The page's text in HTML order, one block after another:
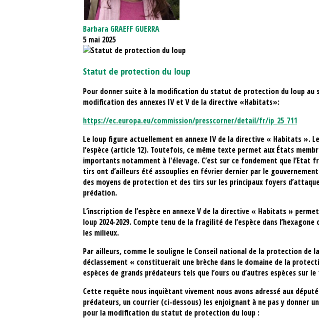
Barbara GRAEFF GUERRA
5 mai 2025
Statut de protection du loup
Pour donner suite à la modification du statut de protection du loup au
modification des annexes IV et V de la directive «Habitats»:
https://ec.europa.eu/commission/presscorner/detail/fr/ip_25_711
Le loup figure actuellement en annexe IV de la directive « Habitats ».
l’espèce (article 12). Toutefois, ce même texte permet aux États
importants notamment à l'élevage. C’est sur ce fondement que l’Etat
tirs ont d’ailleurs été assouplies en février dernier par le
des moyens de protection et des tirs sur les principaux foyers
prédation.
L’inscription de l’espèce en annexe V de la directive « Habitats »
loup 2024-2029. Compte tenu de la fragilité de l’espèce dans
les milieux.
Par ailleurs, comme le souligne le Conseil national de la protection de
déclassement « constituerait une brèche dans le domaine de la
espèces de grands prédateurs tels que l’ours ou d’autres espèces sur
Cette requête nous inquiètant vivement nous avons adressé aux
prédateurs, un courrier (ci-dessous) les enjoignant à ne pas y donner
pour la modification du statut de protection du loup :